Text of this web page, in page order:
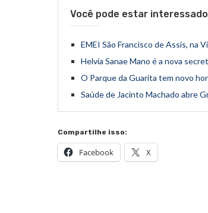
Você pode estar interessado
EMEI São Francisco de Assis, na
Helvia Sanae Mano é a nova
O Parque da Guarita tem novo
Saúde de Jacinto Machado abre
Compartilhe isso:
Facebook X